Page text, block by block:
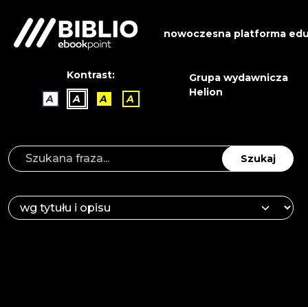
nowoczesna platforma
Kontrast:
A
A A A
Grupa wydawnicza
Helion
Szukaj